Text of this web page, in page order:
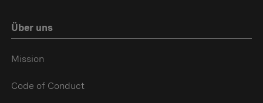
Über uns
Mission
Code of Conduct